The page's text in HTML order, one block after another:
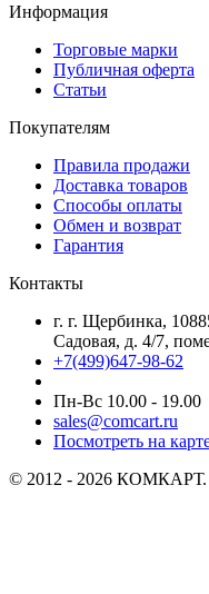
Информация
Торговые марки
Публичная оферта
Статьи
Покупателям
Правила продажи
Доставка товаров
Способы оплаты
Обмен и возврат
Гарантия
Контакты
г. г. Щербинка,
Садовая, д. 4/7,
+7(499)647-98-62
Пн-Вс 10.00 - 19.00
sales@comcart.ru
Посмотреть на
© 2012 - 2026 КОМКАРТ.